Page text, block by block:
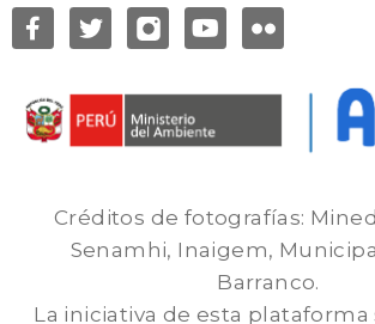
Créditos de fotografías:
Senamhi, Inaigem,
Barranco.
La iniciativa de esta